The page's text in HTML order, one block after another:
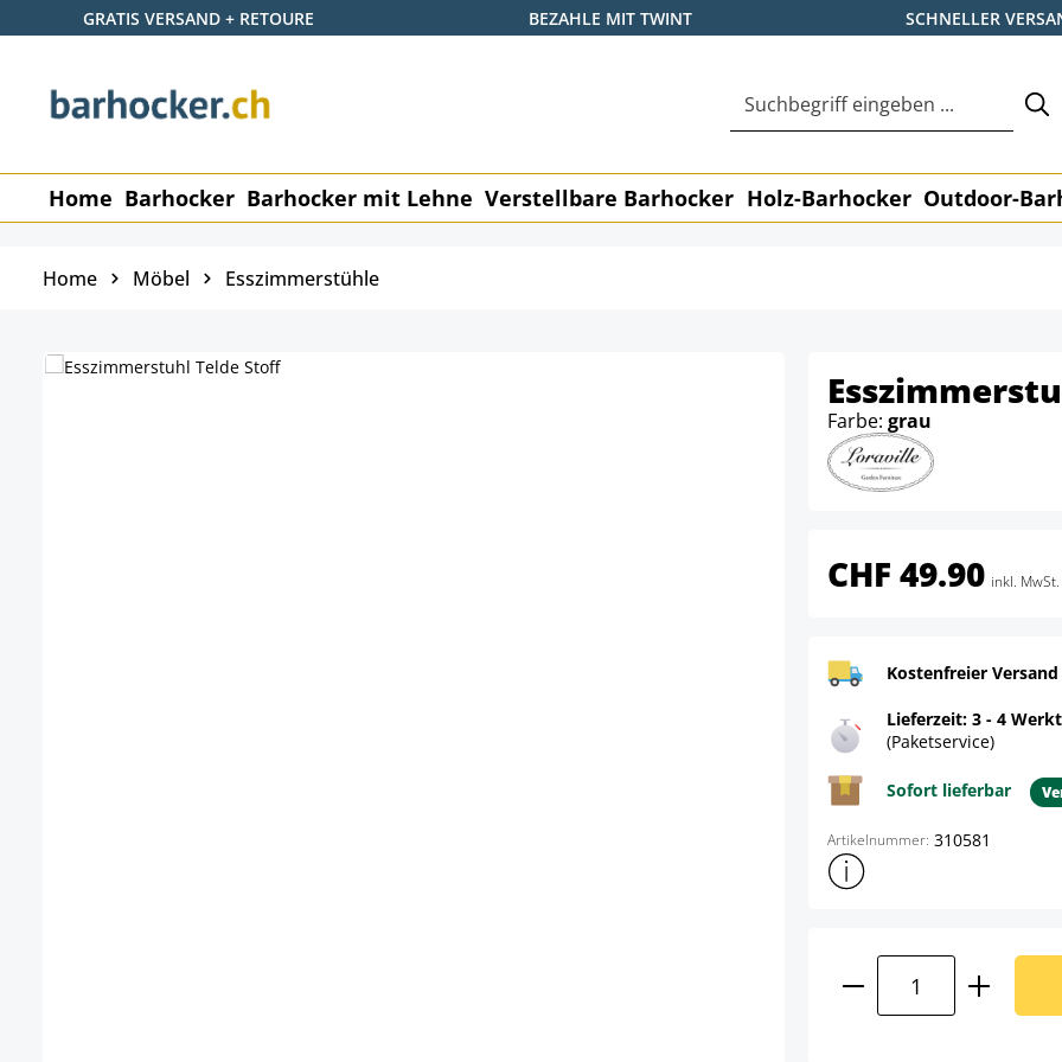
Hauptinhalt springen
Zur Suche springen
Zur Hauptnavigation springen
GRATIS VERSAND + RETOURE BEZAHLE MIT TWINT SCHNELLER
Home Barhocker Barhocker mit Lehne Verstellbare Barhocker Holz-Barhocker Outdoor-
Home Möbel Esszimmerstühle
Farbe: grau
CHF 49.90 inkl. MwSt.
Kostenfreier
Lieferzeit: 3 - 4
(Paketservice)
Sofort lieferbar
Artikelnummer: 310581
Weitere
Produkt Anzahl: